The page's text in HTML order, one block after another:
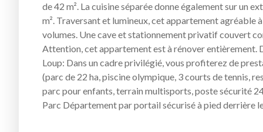
de 42 m². La cuisine séparée donne également sur un
m². Traversant et lumineux, cet appartement agréable
volumes. Une cave et stationnement privatif couvert
Attention, cet appartement est à rénover entièrement.
Loup: Dans un cadre privilégié, vous profiterez de
(parc de 22 ha, piscine olympique, 3 courts de tennis,
parc pour enfants, terrain multisports, poste sécurité
Parc Département par portail sécurisé à pied derrière